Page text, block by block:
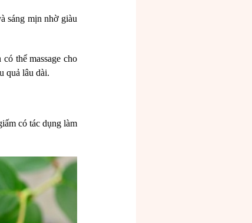
sáng mịn nhờ giàu
thể massage cho
quả lâu dài.
có tác dụng làm